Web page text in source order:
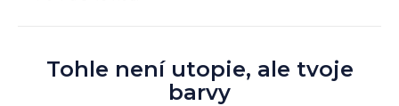
Tohle není utopie, ale tvoje
barvy